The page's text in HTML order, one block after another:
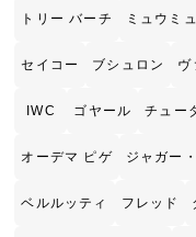
トリー バーチ ミュウミ
セイコー ブシュロン ヴ
IWC ゴヤール チュー
オーデマ ピゲ ジャガー
ベルルッティ フレッド